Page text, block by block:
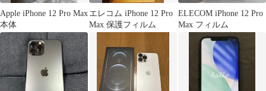
Apple iPhone 12 Pro Max
本体
エレコム iPhone 12 Pro
Max 保護フィルム
ELECOM iPhone 12 Pro
Max フィルム